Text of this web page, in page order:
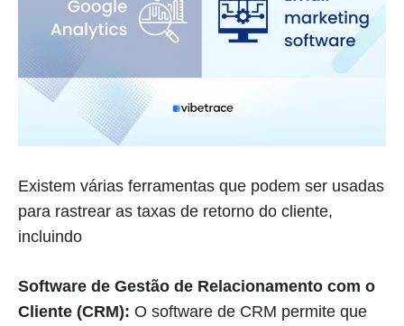
Existem várias ferramentas que podem ser usadas
para rastrear as taxas de retorno do cliente,
incluindo
Software de Gestão de Relacionamento com o
Cliente (CRM): O software de CRM permite que